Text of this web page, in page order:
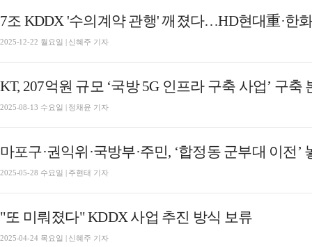
7조 KDDX '수의계약 관행' 깨졌다…HD현대重·한
2025-12-22 월요일 | 신혜주 기자
KT, 207억원 규모 ‘국방 5G 인프라 구축 사업’ 구축
2025-08-13 수요일 | 정채윤 기자
마포구·권익위·국방부·주민, ‘합정동 군부대 이전’
2025-05-28 수요일 | 주현태 기자
"또 미뤄졌다" KDDX 사업 추진 방식 보류
2025-04-24 목요일 | 신혜주 기자